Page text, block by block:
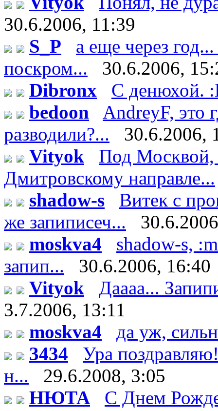
30.6.2006, 11:39
S_P
а еще через
поскром...
30.6.2006,
Dibronx
С денюхой.
bedoon
AndreyF, это
разводили?...
30.6.2006,
Vityok
Под Москвой,
Дмитровскому направле...
shadow-s
Витек с
же запиписеч...
moskva4
shadow-s,
запип...
30.6.2006, 16:40
Vityok
Даааа...
3.7.2006, 13:11
moskva4
да уж,
3434
Ура
н...
29.6.2008, 3:05
НЮТА
С Днем